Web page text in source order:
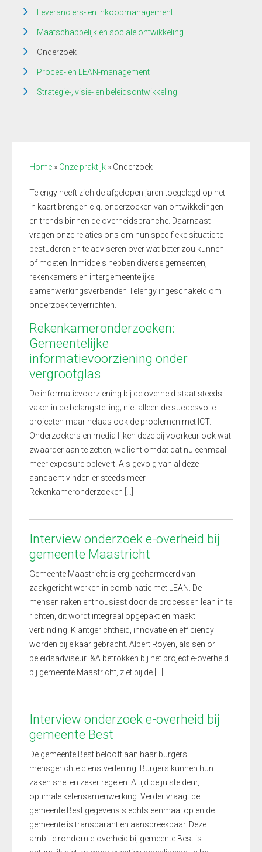
Leveranciers- en inkoopmanagement
Maatschappelijk en sociale ontwikkeling
Onderzoek
Proces- en LEAN-management
Strategie-, visie- en beleidsontwikkeling
Home » Onze praktijk » Onderzoek
Telengy heeft zich de afgelopen jaren toegelegd op het
in kaart brengen c.q. onderzoeken van ontwikkelingen
en trends binnen de overheidsbranche. Daarnaast
vragen onze relaties ons om hun specifieke situatie te
bestuderen en te adviseren over wat beter zou kunnen
of moeten. Inmiddels hebben diverse gemeenten,
rekenkamers en intergemeentelijke
samenwerkingsverbanden Telengy ingeschakeld om
onderzoek te verrichten.
Rekenkameronderzoeken:
Gemeentelijke
informatievoorziening onder
vergrootglas
De informatievoorziening bij de overheid staat steeds
vaker in de belangstelling; niet alleen de succesvolle
projecten maar helaas ook de problemen met ICT.
Onderzoekers en media lijken deze bij voorkeur ook wat
zwaarder aan te zetten, wellicht omdat dat nu eenmaal
meer exposure oplevert. Als gevolg van al deze
aandacht vinden er steeds meer
Rekenkameronderzoeken […]
Interview onderzoek e-overheid bij
gemeente Maastricht
Gemeente Maastricht is erg gecharmeerd van
zaakgericht werken in combinatie met LEAN. De
mensen raken enthousiast door de processen lean in te
richten, dit wordt integraal opgepakt en maakt
verbinding. Klantgerichtheid, innovatie én efficiency
worden bij elkaar gebracht. Albert Royen, als senior
beleidsadviseur I&A betrokken bij het project e-overheid
bij gemeente Maastricht, ziet bij de […]
Interview onderzoek e-overheid bij
gemeente Best
De gemeente Best belooft aan haar burgers
mensgerichte dienstverlening. Burgers kunnen hun
zaken snel en zeker regelen. Altijd de juiste deur,
optimale ketensamenwerking. Verder vraagt de
gemeente Best gegevens slechts eenmaal op en de
gemeente is transparant en aanspreekbaar. Deze
ambitie rondom e-overheid bij gemeente Best is